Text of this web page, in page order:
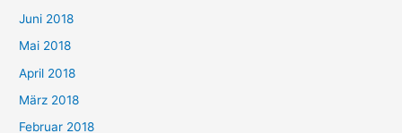
Juni 2018
Mai 2018
April 2018
März 2018
Februar 2018